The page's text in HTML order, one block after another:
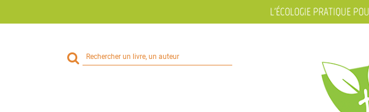
L'ÉCOLOGIE PRATIQUE
Rechercher
sur